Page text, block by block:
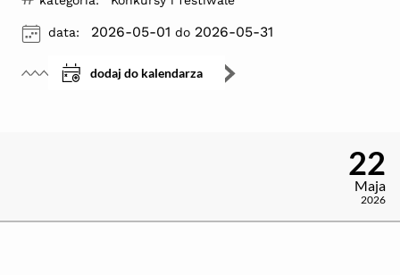
dodaj do kalendarza
ikona
data: 2026-05-01 do 2026-05-31
22
Maja
2026